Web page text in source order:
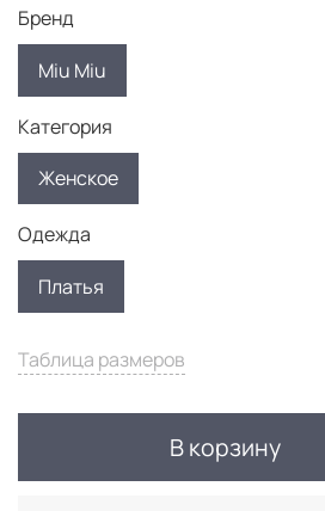
Таблица размеров
В корзину
Бренд
Miu Miu
Категория
Женское
Одежда
Платья